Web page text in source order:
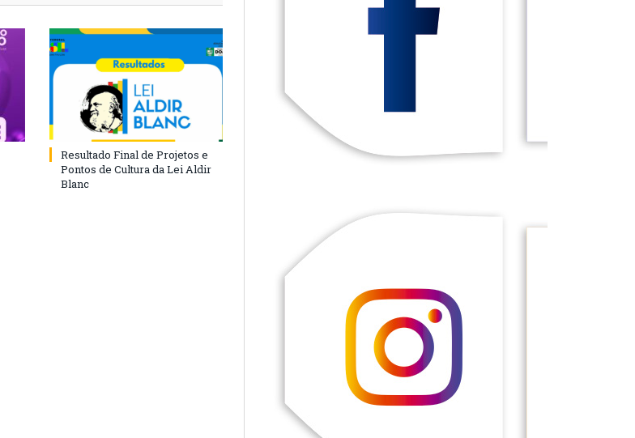
Resultado Final de Projetos e
Pontos de Cultura da Lei Aldir
Blanc